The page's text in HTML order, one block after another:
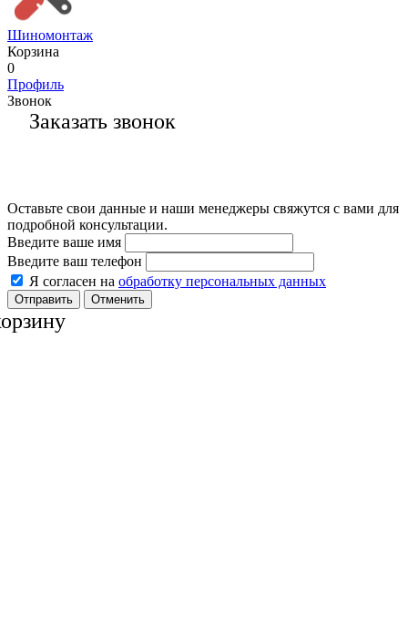
Шиномонтаж
Корзина
0
Профиль
Звонок
Заказать звонок
Оставьте свои данные и наши менеджеры свяжутся с вами для
подробной консультации.
Введите ваше имя
Введите ваш телефон
Я согласен на обработку персональных данных
Отменить